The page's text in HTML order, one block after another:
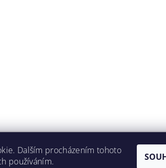
(GDPR) | Povinné údaje o firmě dle Zákona 90/
Dalším procházením tohoto
používáním.